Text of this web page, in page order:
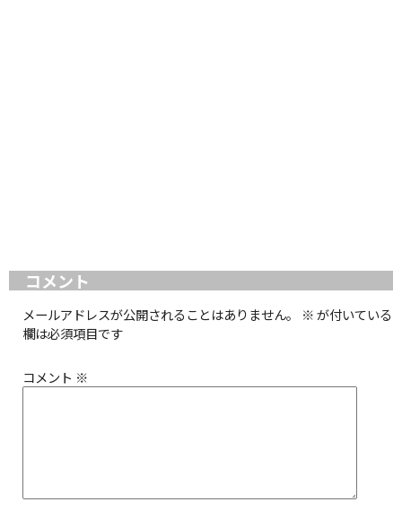
コメント
メールアドレスが公開されることはありません。 ※が付いている
欄は必須項目です
コメント ※